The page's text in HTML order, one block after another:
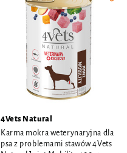
4Vets Natural
Karma mokra weterynaryjna dla
psa z problemami stawów 4Vets